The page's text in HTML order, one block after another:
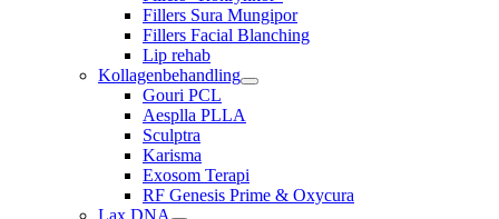
Fillers Sura Mungipor
Fillers Facial Blanching
Lip rehab
Kollagenbehandling
Gouri PCL
Aesplla PLLA
Sculptra
Karisma
Exosom Terapi
RF Genesis Prime & Oxycura
Lax DNA